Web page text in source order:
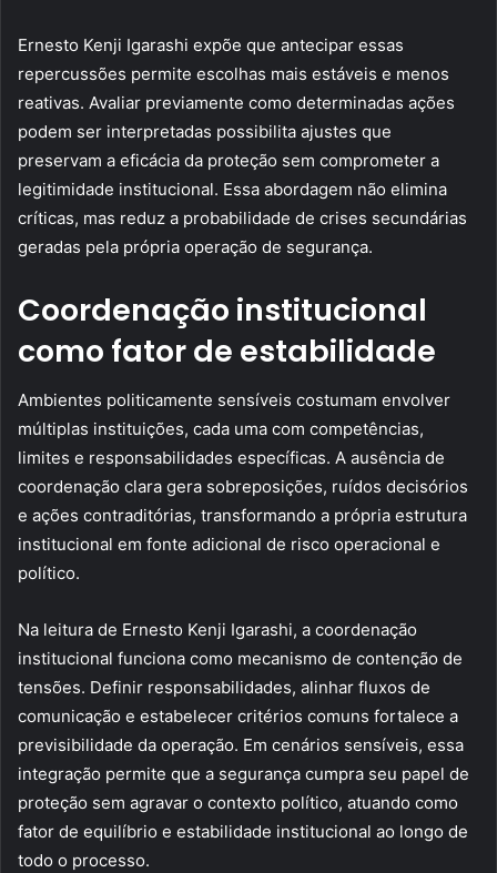
Ernesto Kenji Igarashi expõe que antecipar essas
repercussões permite escolhas mais estáveis e menos
reativas. Avaliar previamente como determinadas ações
podem ser interpretadas possibilita ajustes que
preservam a eficácia da proteção sem comprometer a
legitimidade institucional. Essa abordagem não elimina
críticas, mas reduz a probabilidade de crises secundárias
geradas pela própria operação de segurança.
Coordenação institucional
como fator de estabilidade
Ambientes politicamente sensíveis costumam envolver
múltiplas instituições, cada uma com competências,
limites e responsabilidades específicas. A ausência de
coordenação clara gera sobreposições, ruídos decisórios
e ações contraditórias, transformando a própria estrutura
institucional em fonte adicional de risco operacional e
político.
Na leitura de Ernesto Kenji Igarashi, a coordenação
institucional funciona como mecanismo de contenção de
tensões. Definir responsabilidades, alinhar fluxos de
comunicação e estabelecer critérios comuns fortalece a
previsibilidade da operação. Em cenários sensíveis, essa
integração permite que a segurança cumpra seu papel de
proteção sem agravar o contexto político, atuando como
fator de equilíbrio e estabilidade institucional ao longo de
todo o processo.